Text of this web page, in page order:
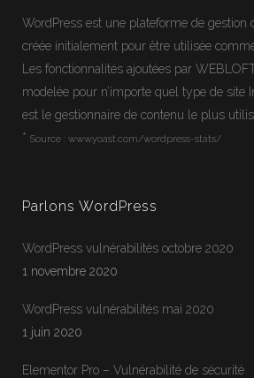
WordPress est une plateforme de gestion
créée initialement pour être utilisée
Les fonctionnalités ajoutées par
modelée pour n’importe quel type de site
est le gestionnaire de contenu le plus
* Source : www.yoast.com/wordpress-stats/
Parlons WordPress
WordPress vulnérabilités octobre 2020
1 novembre 2020
WordPress vulnérabilités mai 2020
1 juin 2020
Elementor Pro – Vulnérabilité de sécurité
Jean-Francois En ligne